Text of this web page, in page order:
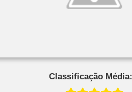
Classificação Média: